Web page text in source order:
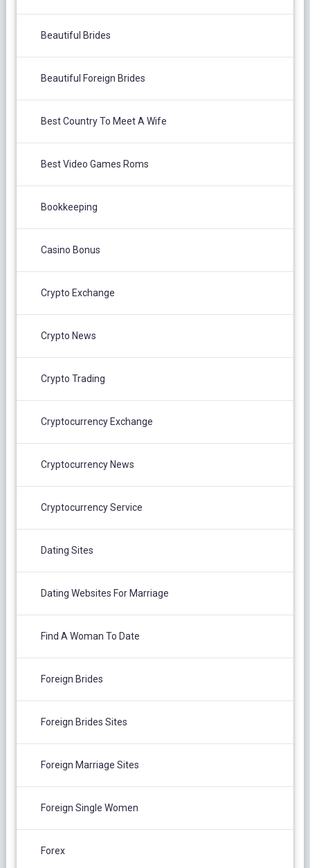
Beautiful Brides
Beautiful Foreign Brides
Best Country To Meet A Wife
Best Video Games Roms
Bookkeeping
Casino Bonus
Crypto Exchange
Crypto News
Crypto Trading
Cryptocurrency Exchange
Cryptocurrency News
Cryptocurrency Service
Dating Sites
Dating Websites For Marriage
Find A Woman To Date
Foreign Brides
Foreign Brides Sites
Foreign Marriage Sites
Foreign Single Women
Forex